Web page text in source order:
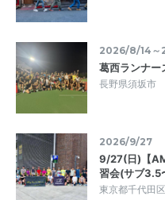
2026/8/14～
葛西ランナ
長野県須坂市
2026/9/27
9/27(日)【
習会(サブ3.5
東京都千代田区